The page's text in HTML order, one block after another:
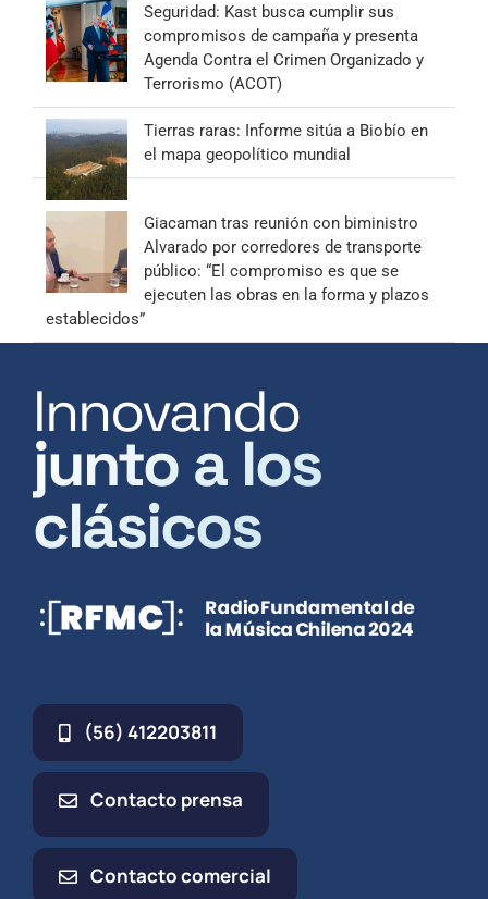
Seguridad: Kast busca cumplir sus
compromisos de campaña y presenta
Agenda Contra el Crimen Organizado y
Terrorismo (ACOT)
Tierras raras: Informe sitúa a Biobío en
el mapa geopolítico mundial
Giacaman tras reunión con biministro
Alvarado por corredores de transporte
público: “El compromiso es que se
ejecuten las obras en la forma y plazos
establecidos”
Innovando
junto a los
clásicos
(56) 412203811
Contacto prensa
Contacto comercial